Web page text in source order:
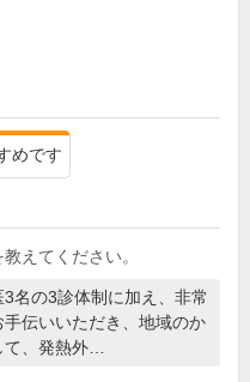
めです
えてください。
3名の3診体制に加え、非常
伝いいただき、地域のか
て、発熱外…